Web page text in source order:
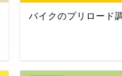
バイクのプリロード